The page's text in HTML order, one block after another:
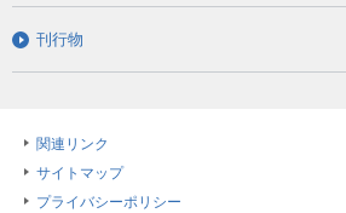
刊行物
関連リンク
サイトマップ
プライバシーポリシー